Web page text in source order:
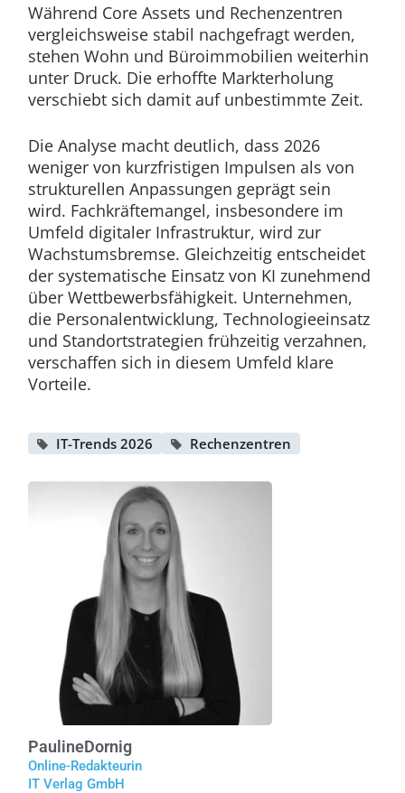
Während Core Assets und Rechenzentren
vergleichsweise stabil nachgefragt werden,
stehen Wohn und Büroimmobilien weiterhin
unter Druck. Die erhoffte Markterholung
verschiebt sich damit auf unbestimmte Zeit.
Die Analyse macht deutlich, dass 2026
weniger von kurzfristigen Impulsen als von
strukturellen Anpassungen geprägt sein
wird. Fachkräftemangel, insbesondere im
Umfeld digitaler Infrastruktur, wird zur
Wachstumsbremse. Gleichzeitig entscheidet
der systematische Einsatz von KI zunehmend
über Wettbewerbsfähigkeit. Unternehmen,
die Personalentwicklung, Technologieeinsatz
und Standortstrategien frühzeitig verzahnen,
verschaffen sich in diesem Umfeld klare
Vorteile.
IT-Trends 2026 Rechenzentren
PaulineDornig
Online-Redakteurin
IT Verlag GmbH